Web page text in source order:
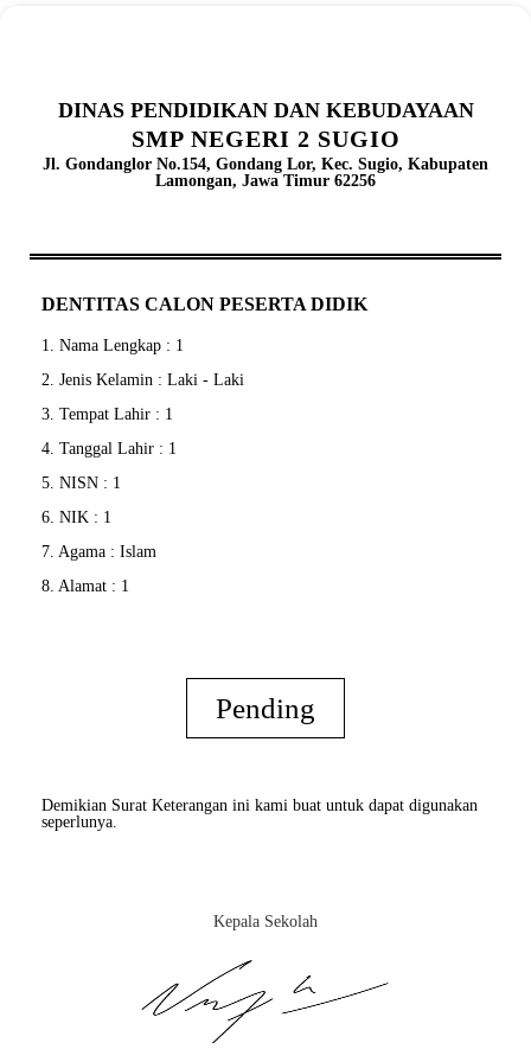
DINAS PENDIDIKAN DAN KEBUDAYAAN
SMP NEGERI 2 SUGIO
Jl. Gondanglor No.154, Gondang Lor, Kec. Sugio, Kabupaten
Lamongan, Jawa Timur 62256
DENTITAS CALON PESERTA DIDIK
1. Nama Lengkap : 1
2. Jenis Kelamin : Laki - Laki
3. Tempat Lahir : 1
4. Tanggal Lahir : 1
5. NISN : 1
6. NIK : 1
7. Agama : Islam
8. Alamat : 1
Pending
Demikian Surat Keterangan ini kami buat untuk dapat digunakan
seperlunya.
Kepala Sekolah